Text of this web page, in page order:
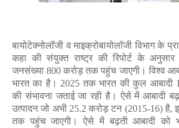
बायोटेक्नोलॉजी व माइक्रोबायोलॉजी विभाग के
कहा की संयुक्त राष्ट्र की रिपोर्ट के
जनसंख्या 800 करोड़ तक पहुंच जाएगी। विश्व
भारत का है। 2025 तक भारत की कुल आबादी
की संभावना जताई जा रही है। ऐसे में आबादी
उत्पादन जो अभी 25.2 करोड़ टन (2015-16) है,
तक पहुंच जाएगी। ऐसे में बढ़ती आबादी को